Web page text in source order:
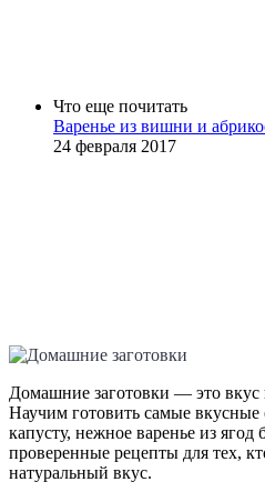
Что еще почитать
Варенье из вишни и
24 февраля 2017
Домашние заготовки — это вкус
Научим готовить самые
капусту, нежное варенье из ягод
проверенные рецепты для тех,
натуральный вкус.